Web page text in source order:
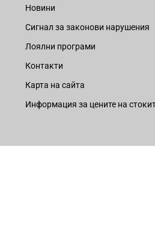
Новини
Сигнал за законови нарушения
Лоялни програми
Контакти
Карта на сайта
Информация за цените на
Copyright © 2025 Лили